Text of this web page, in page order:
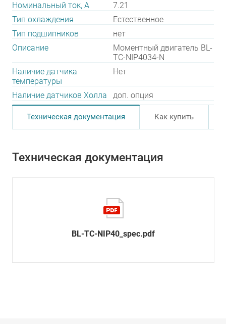
Номинальный ток, А
7.21
Тип охлаждения
Естественное
Тип подшипников
нет
Описание
Моментный двигатель BL-
TC-NIP4034-N
Наличие датчика
температуры
Нет
Наличие датчиков Холла доп. опция
Техническая документация Как купить
Техническая документация
BL-TC-NIP40_spec.pdf